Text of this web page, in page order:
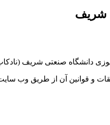
شریف
صنعتی شریف (نادکاپ شریف) اسفندماه
و قوانین آن از طریق وب